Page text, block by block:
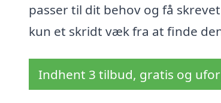
passer til dit behov og få
kun et skridt væk fra at finde
Indhent 3 tilbud, gratis og